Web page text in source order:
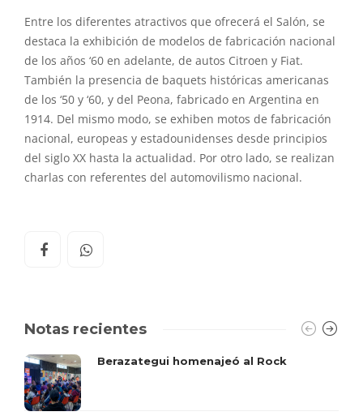
Entre los diferentes atractivos que ofrecerá el Salón, se
destaca la exhibición de modelos de fabricación nacional
de los años ‘60 en adelante, de autos Citroen y Fiat.
También la presencia de baquets históricas americanas
de los ‘50 y ‘60, y del Peona, fabricado en Argentina en
1914. Del mismo modo, se exhiben motos de fabricación
nacional, europeas y estadounidenses desde principios
del siglo XX hasta la actualidad. Por otro lado, se realizan
charlas con referentes del automovilismo nacional.
Notas recientes
Berazategui homenajeó al Rock